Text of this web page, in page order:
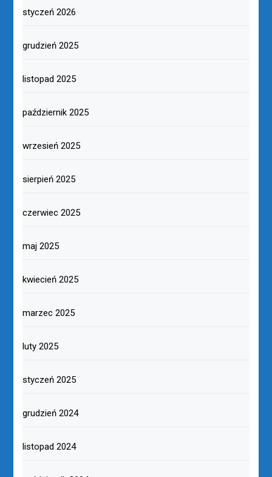
styczeń 2026
grudzień 2025
listopad 2025
październik 2025
wrzesień 2025
sierpień 2025
czerwiec 2025
maj 2025
kwiecień 2025
marzec 2025
luty 2025
styczeń 2025
grudzień 2024
listopad 2024